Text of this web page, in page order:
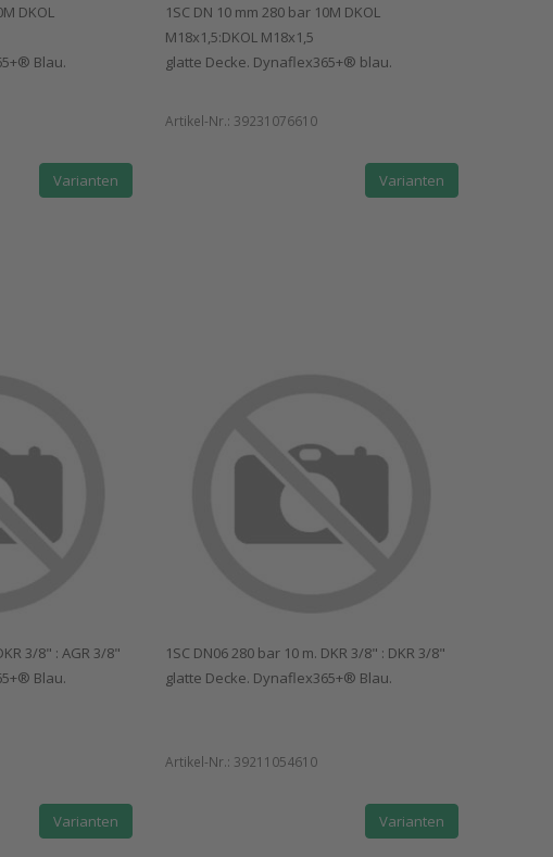
DKOL
Blau.
Varianten
1SC DN 10 mm 280 bar 10M DKOL
M18x1,5:DKOL M18x1,5
glatte Decke. Dynaflex365+® blau.
Artikel-Nr.: 39231076610
Varianten
3/8" : AGR 3/8"
Blau.
Varianten
1SC DN06 280 bar 10 m. DKR 3/8" : DKR 3/8"
glatte Decke. Dynaflex365+® Blau.
Artikel-Nr.: 39211054610
Varianten